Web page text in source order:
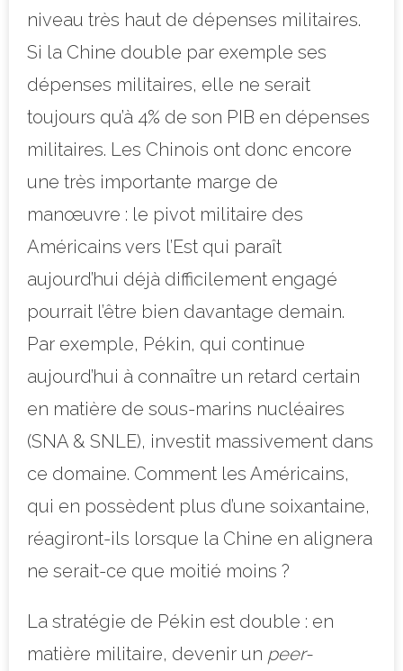
niveau très haut de dépenses militaires.
Si la Chine double par exemple ses
dépenses militaires, elle ne serait
toujours qu’à 4% de son PIB en dépenses
militaires. Les Chinois ont donc encore
une très importante marge de
manœuvre : le pivot militaire des
Américains vers l’Est qui paraît
aujourd’hui déjà difficilement engagé
pourrait l’être bien davantage demain.
Par exemple, Pékin, qui continue
aujourd’hui à connaître un retard certain
en matière de sous-marins nucléaires
(SNA & SNLE), investit massivement dans
ce domaine. Comment les Américains,
qui en possèdent plus d’une soixantaine,
réagiront-ils lorsque la Chine en alignera
ne serait-ce que moitié moins ?
La stratégie de Pékin est double : en
matière militaire, devenir un peer-